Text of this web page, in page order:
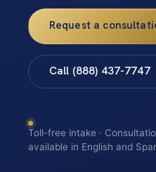
Request a
Call (888) 437-7747
Toll-free intake ·
available in English and